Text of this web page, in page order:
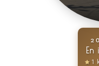
En
1